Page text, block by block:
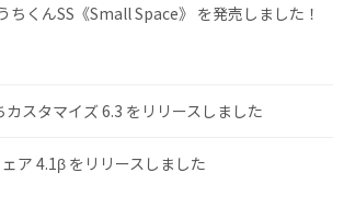
ちくんSS《Small Space》 を発売しました！
スタマイズ 6.3 をリリースしました
ア 4.1β をリリースしました